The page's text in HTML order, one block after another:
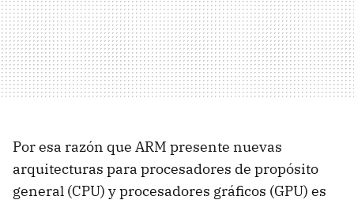
Por esa razón que ARM presente nuevas
arquitecturas para procesadores de propósito
general (CPU) y procesadores gráficos (GPU) es